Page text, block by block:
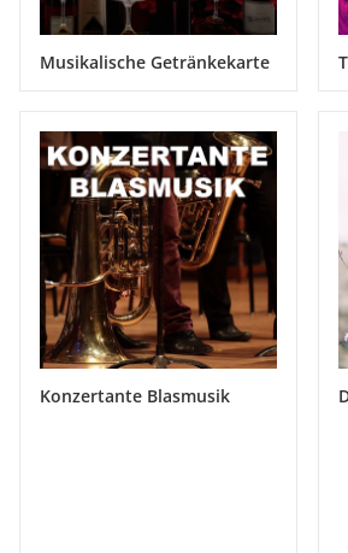
Musikalische Getränkekarte
Konzertante Blasmusik